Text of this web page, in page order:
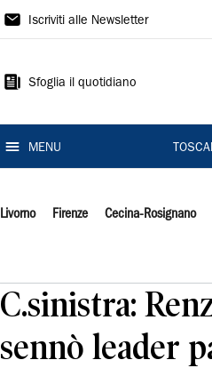
Il
Iscriviti alle Newsletter
Sfoglia il quotidiano
MENU
Livorno Firenze Cecina-Rosignano
C.sinistra:
sennò leader